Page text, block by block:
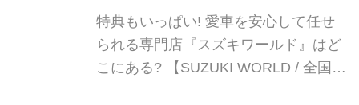
特典もいっぱい! 愛車を安心して任せ
られる専門店『スズキワールド』はど
こにある? 【SUZUKI WORLD / 全国デ